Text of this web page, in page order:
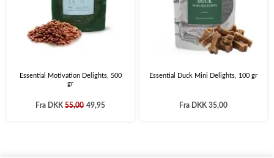
Essential Motivation Delights, 500
gr
Fra DKK55,00 49,95
Essential Duck Mini Delights, 100 gr
Fra DKK 35,00